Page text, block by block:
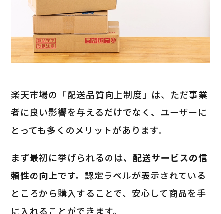
楽天市場の「配送品質向上制度」は、ただ事業
者に良い影響を与えるだけでなく、ユーザーに
とっても多くのメリットがあります。
まず最初に挙げられるのは、配送サービスの信
頼性の向上です。認定ラベルが表示されている
ところから購入することで、安心して商品を手
に入れることができます。